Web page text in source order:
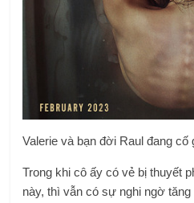
Valerie và bạn đời Raul đang cố
Trong khi cô ấy có vẻ bị thuyết
này, thì vẫn có sự nghi ngờ